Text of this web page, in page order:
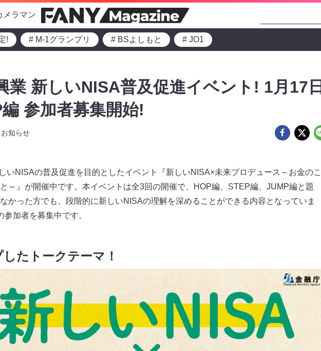
メラマン
! # M-1グランプリ # BSよしもと # JO1
業 新しいNISA普及促進イベント! 1月17日
参加者募集開始!
お知らせ
いNISAの普及促進を目的としたイベント『新しいNISA×未来プロデュース～お金のこ
～』が開催中です。本イベントは全3回の開催で、HOP編、STEP編、JUMP編と題
かった方でも、段階的に新しいNISAの理解を深めることができる内容となっていま
加者を募集中です。
たトークテーマ！